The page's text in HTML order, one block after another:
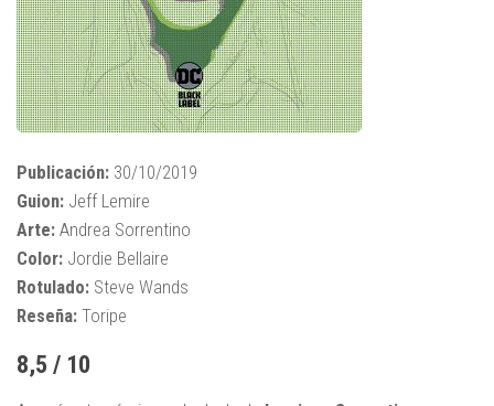
Publicación: 30/10/2019
Guion: Jeff Lemire
Arte: Andrea Sorrentino
Color: Jordie Bellaire
Rotulado: Steve Wands
Reseña: Toripe
8,5 / 10